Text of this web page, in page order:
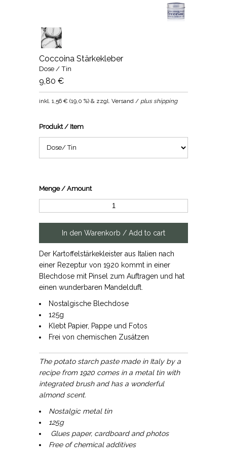
Coccoina Stärkekleber
Dose / Tin
9,80 €
inkl.1,56 € (19,0 %) & zzgl. Versand / plus shipping
Produkt / Item
Menge / Amount
Der Kartoffelstärkekleister aus Italien nach
einer Rezeptur von 1920 kommt in einer
Blechdose mit Pinsel zum Auftragen und hat
einen wunderbaren Mandelduft.
Nostalgische Blechdose
125g
Klebt Papier, Pappe und Fotos
Frei von chemischen Zusätzen
The potato starch paste made in Italy by a
recipe from 1920 comes in a metal tin with
integrated brush and has a wonderful
almond scent.
Nostalgic metal tin
125g
Glues paper, cardboard and photos
Free of chemical additives